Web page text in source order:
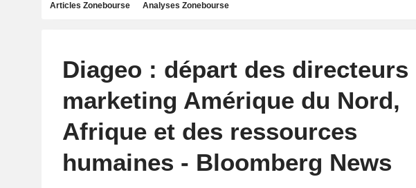
Articles Zonebourse Analyses Zonebourse
Diageo : départ des directeurs
marketing Amérique du Nord,
Afrique et des ressources
humaines - Bloomberg News